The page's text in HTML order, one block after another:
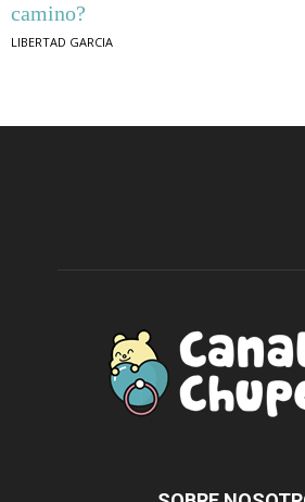
camino?
LIBERTAD GARCIA